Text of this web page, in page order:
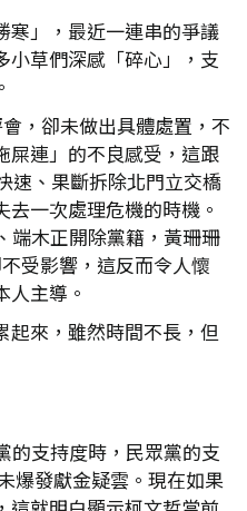
寒」，最近一連串的爭議
小草們深感「碎心」，支
，卻未做出具體處置，不
屎連」的不良感受，這跟
速、果斷拆除北門立交橋
一次處理危機的時機。
端木正開除黨籍，黃珊珊
受影響，這反而令人懷
主導。
起來，雖然時間不長，但
的支持度時，民眾黨的支
爆發獻金疑雲。現在如果